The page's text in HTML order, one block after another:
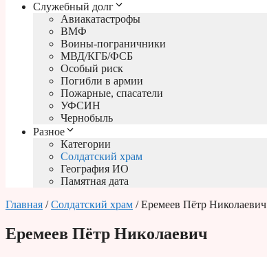
Служебный долг
Авиакатастрофы
ВМФ
Воины-пограничники
МВД/КГБ/ФСБ
Особый риск
Погибли в армии
Пожарные, спасатели
УФСИН
Чернобыль
Разное
Категории
Солдатский храм
География ИО
Памятная дата
Главная /Солдатский храм / Еремеев Пётр Николаевич
Еремеев Пётр Николаевич